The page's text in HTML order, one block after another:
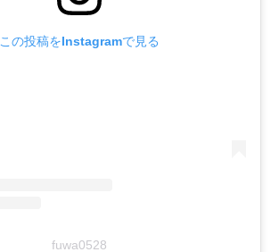
この投稿をInstagramで見る
fuwa0528